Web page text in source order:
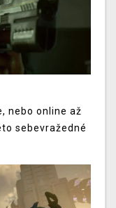
nebo online až
sebevražedné